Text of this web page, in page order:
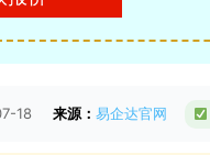
18 来源： 易企达官网